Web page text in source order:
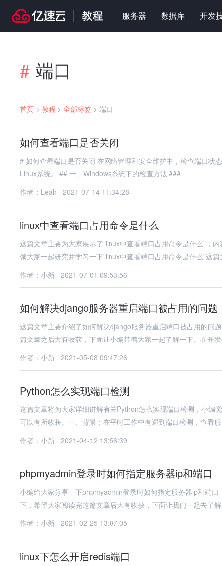
服务器 数据库 开发
# 端口
首页 > 教程 > 全部标签 > 端口
如何查看端口是否关闭
# 如何查看端口是否关闭 在网络管理和安全维护中，检查端口状态是基础且重要的操作。以下是几种常用的方法，适用于Windows和
Linux系统。 ## 一、Windows系统下的检查方法 ###
作者：Leah
2021-07-14 11:34:28
linux中查看端口占用命令是什么
这篇文章主要为大家展示了“linux中查看端口占用命令是什么”，
领大家一起研究并学习一下“linux中查看端口占用命令是什么”这
作者：小新
2021-07-01 09:53:56
如何解决django服务器重启端口被占用的问题
这篇文章主要介绍了如何解决django服务器重启端口被占用的问
篇文章之后大有收获，下面让小编带着大家一起了解一下。在开
作者：小新
2021-05-08 09:47:26
Python怎么实现端口检测
这篇文章将为大家详细讲解有关Python怎么实现端口检测，小编
可以有所收获。一、背景：在平时工作中有遇到端口检测，查看
作者：小新
2021-04-12 13:56:39
phpmyadmin登录时如何指定服务器ip和端口
小编给大家分享一下phpmyadmin登录时如何指定服务器ip和端
下，希望大家阅读完这篇文章后大有收获，下面让我们一起去了
作者：小新
2021-02-25 13:07:05
linux下怎么开启redis端口